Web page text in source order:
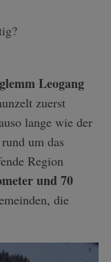
Leogang
zuerst
lange wie der
um das
Region
und 70
die